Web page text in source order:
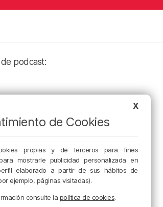
podcast:
X
de Cookies
propias y de terceros para fines
mostrarle publicidad personalizada en
elaborado a partir de sus hábitos de
ejemplo, páginas visitadas).
consulte la política de cookies.